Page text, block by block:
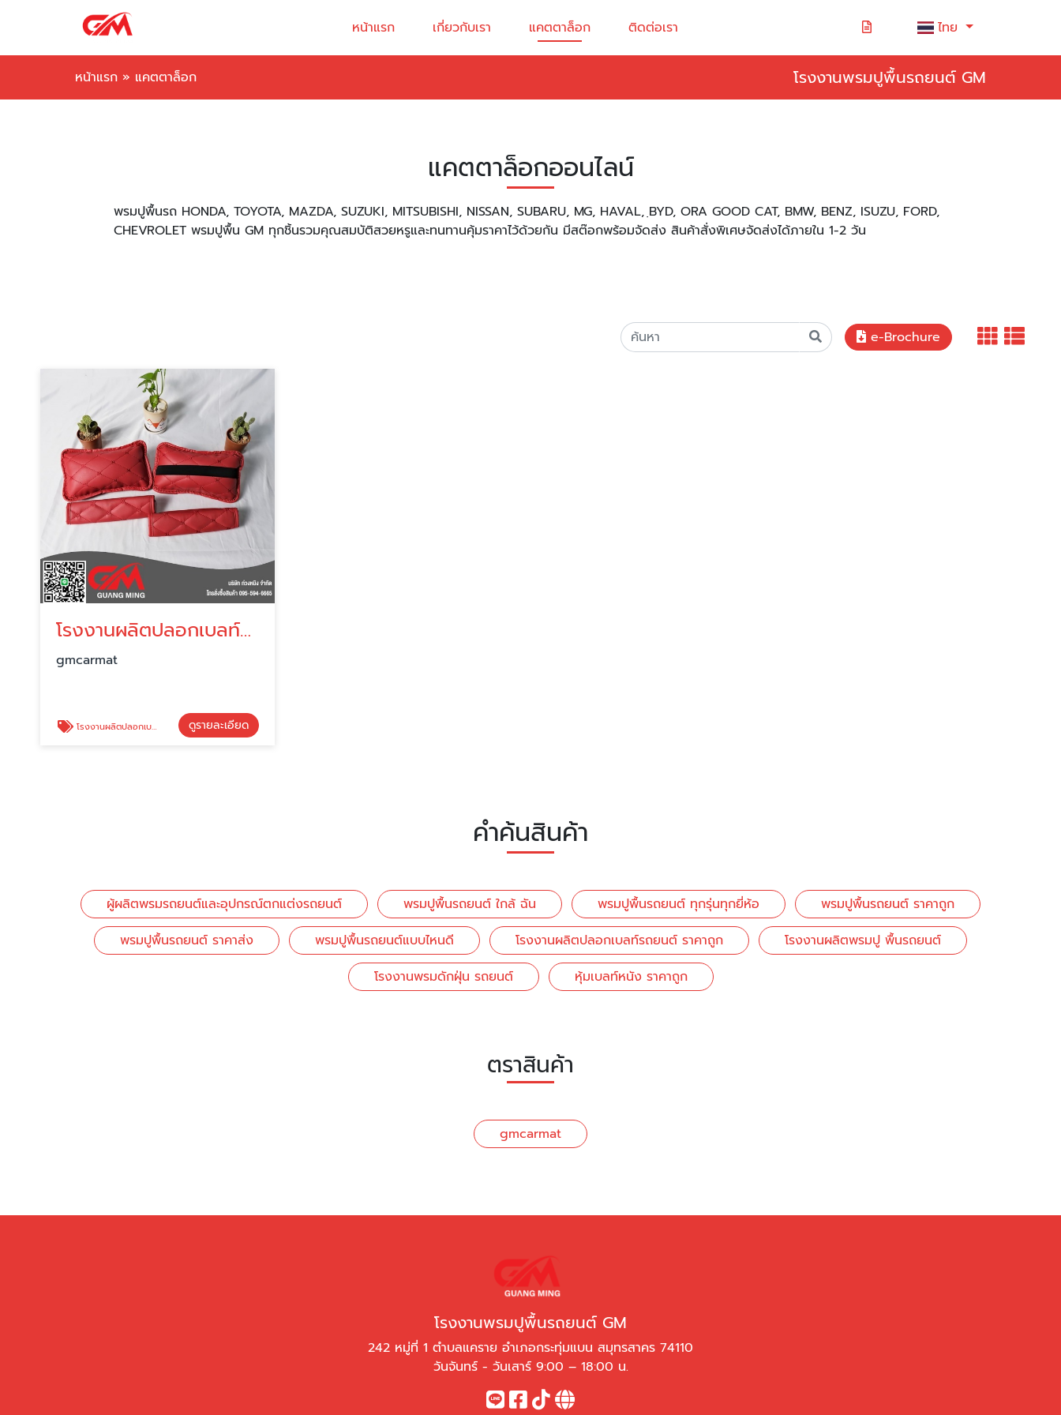
หน้าแรก เกี่ยวกับเรา แคตตาล็อก ติดต่อเรา ไทย
หน้าแรก » แคตตาล็อก โรงงานพรมปูพื้นรถยนต์ GM
แคตตาล็อกออนไลน์
พรมปูพื้นรถ HONDA, TOYOTA, MAZDA, SUZUKI, MITSUBISHI, NISSAN, SUBARU, MG, HAVAL, ฺBYD, ORA GOOD CAT, BMW, BENZ, ISUZU, FORD,
CHEVROLET พรมปูพื้น GM ทุกชิ้นรวมคุณสมบัติสวยหรูและทนทานคุ้มราคาไว้ด้วยกัน มีสต๊อกพร้อมจัดส่ง สินค้าสั่งพิเศษจัดส่งได้ภายใน 1-2 วัน
e-Brochure
โรงงานผลิตปลอกเบลท์รถยนต์ ราคาถูก
gmcarmat
โรงงานผลิตปลอกเบลท์รถยนต์ ราคาถูก ดูรายละเอียด
คำค้นสินค้า
ผู้ผลิตพรมรถยนต์และอุปกรณ์ตกแต่งรถยนต์ พรมปูพื้นรถยนต์ ใกล้ ฉัน พรมปูพื้นรถยนต์ ทุกรุ่นทุกยี่ห้อ
พรมปูพื้นรถยนต์ ราคาถูก
พรมปูพื้นรถยนต์ ราคาส่ง
พรมปูพื้นรถยนต์แบบไหนดี โรงงานผลิตปลอกเบลท์รถยนต์ ราคาถูก
โรงงานผลิตพรมปู พื้นรถยนต์
โรงงานพรมดักฝุ่น รถยนต์
หุ้มเบลท์หนัง ราคาถูก
ตราสินค้า
gmcarmat
โรงงานพรมปูพื้นรถยนต์ GM
242 หมู่ที่ 1 ตำบลแคราย อำเภอกระทุ่มแบน สมุทรสาคร 74110
วันจันทร์ - วันเสาร์ 9:00 – 18:00 น.